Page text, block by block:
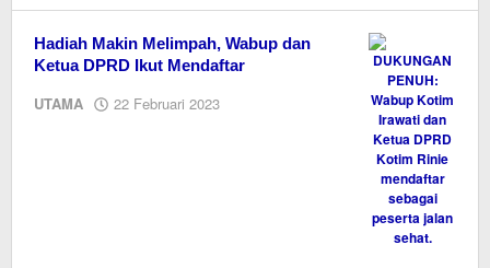
Hadiah Makin Melimpah, Wabup dan
Ketua DPRD Ikut Mendaftar
UTAMA 22 Februari 2023